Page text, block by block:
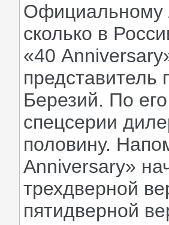
Официальному
сколько в
«40
Березий. По
спецсерии
половину.
Anniversary»
трехдверной
пятидверной